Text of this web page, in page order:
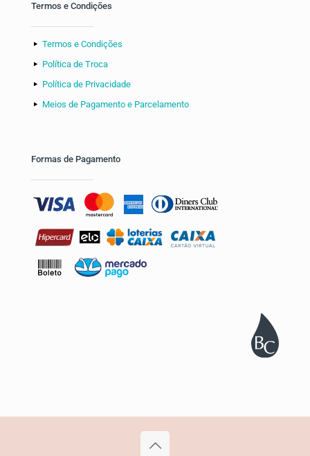
Termos e Condições
Termos e Condições
Política de Troca
Política de Privacidade
Meios de Pagamento e Parcelamento
Formas de Pagamento